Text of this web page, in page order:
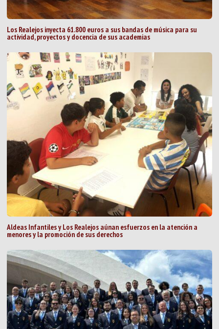
Los Realejos inyecta 61.800 euros a sus bandas de música para su
actividad, proyectos y docencia de sus academias
Aldeas Infantiles y Los Realejos aúnan esfuerzos en la atención a
menores y la promoción de sus derechos